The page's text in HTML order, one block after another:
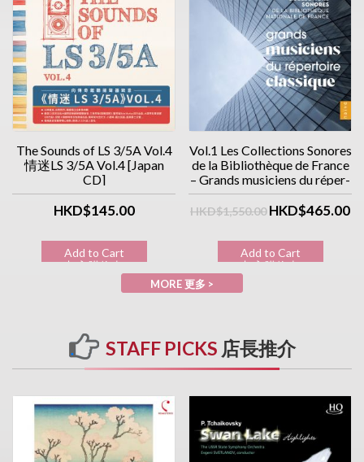
The Sounds of LS 3/5A Vol.4
情迷LS 3/5A Vol.4 [Japan
CD]
HKD$145.00
Add to Cart
加入購物車
Vol.1 Les Collections Sonores
de la Bibliothèque de France
– Grands musiciens du réper-
toire classique (10CD優惠價)
HKD$1,550.00 HKD$465.00
Add to Cart
加入購物車
MORE 更多 >
STAFF PICKS 店長推介